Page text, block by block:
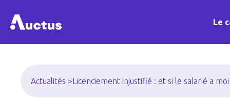
Le
Actualités >Licenciement injustifié : et si le salarié a